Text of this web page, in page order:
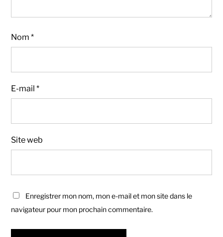
Nom*
E-mail*
Site web
Enregistrer mon nom, mon e-mail et mon site dans le
navigateur pour mon prochain commentaire.